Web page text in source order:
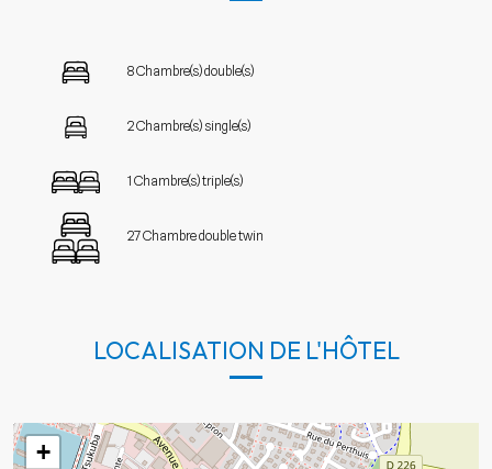
8 Chambre(s) double(s)
2 Chambre(s) single(s)
1 Chambre(s) triple(s)
27 Chambre double twin
LOCALISATION DE L'HÔTEL
+